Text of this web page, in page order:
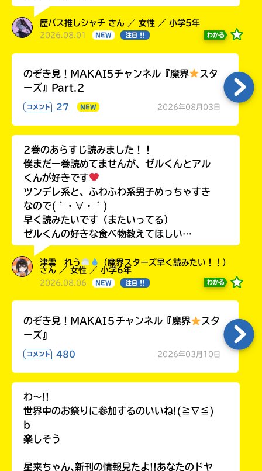
歴バス推しシャチ さん ／ 女性 ／ 小学5年
2026.08.01 NEW 注目 !! わかる
のぞき見！MAKAI5チャンネル『魔界
スタ
ーズ』Part.2
コメント 27 NEW 2026年08月03日
2巻のあらすじ読みました！！
僕まだ一巻読めてませんが、ゼルくんとアル
くんが好きです
ツンデレ系と、ふわふわ系男子めっちゃすき
なので(｀・∀・´)
早く読みたいです（またいってる）
ゼルくんの好きな食べ物教えてほしい…
津雲 れう
（魔界スターズ早く読みたい！！）
さん ／ 女性 ／ 小学6年
2026.08.06 NEW 注目 !! わかる
のぞき見！MAKAI５チャンネル『魔界
スタ
ーズ』
コメント 480 2026年03月10日
わ〜!!
世界中のお祭りに参加するのいいね!(≧∇≦)
b
楽しそう
星来ちゃん､新刊の情報見たよ!!あなたのドヤ